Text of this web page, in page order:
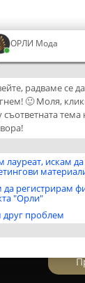
ОРЛИ Мода
радваме се
🙂 Моля,
съответната тема
лауреат, искам
да регистрирам
"Орли"
проблем